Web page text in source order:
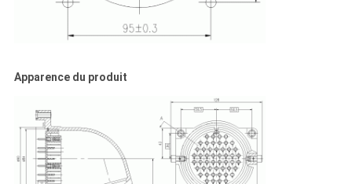
Apparence du produit